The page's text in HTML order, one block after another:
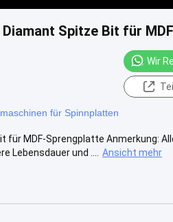
Spitze Bit für
Wir
für Spinnplatten
MDF-Sprengplatte Anmerkung:
Lebensdauer und ....
Ansicht mehr